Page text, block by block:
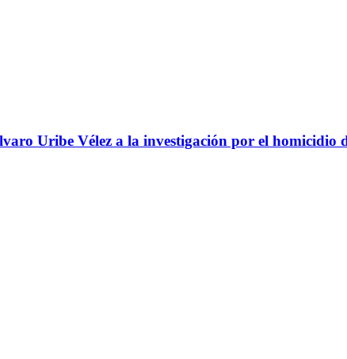
Uribe Vélez a la investigación por el homicidio